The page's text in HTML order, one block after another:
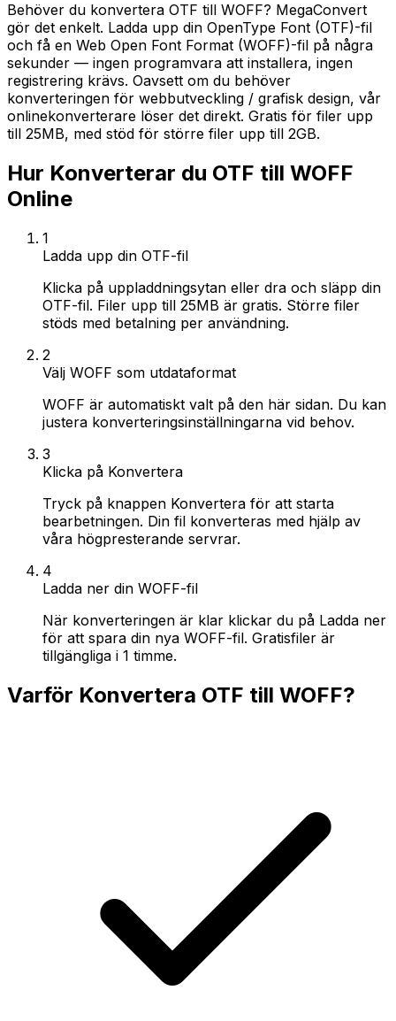
Behöver du konvertera OTF till WOFF? MegaConvert
gör det enkelt. Ladda upp din OpenType Font (OTF)-fil
och få en Web Open Font Format (WOFF)-fil på några
sekunder — ingen programvara att installera, ingen
registrering krävs. Oavsett om du behöver
konverteringen för webbutveckling / grafisk design, vår
onlinekonverterare löser det direkt. Gratis för filer upp
till 25MB, med stöd för större filer upp till 2GB.
Hur Konverterar du OTF till WOFF
Online
1
Ladda upp din OTF-fil
Klicka på uppladdningsytan eller dra och släpp din
OTF-fil. Filer upp till 25MB är gratis. Större filer
stöds med betalning per användning.
2
Välj WOFF som utdataformat
WOFF är automatiskt valt på den här sidan. Du kan
justera konverteringsinställningarna vid behov.
3
Klicka på Konvertera
Tryck på knappen Konvertera för att starta
bearbetningen. Din fil konverteras med hjälp av
våra högpresterande servrar.
4
Ladda ner din WOFF-fil
När konverteringen är klar klickar du på Ladda ner
för att spara din nya WOFF-fil. Gratisfiler är
tillgängliga i 1 timme.
Varför Konvertera OTF till WOFF?